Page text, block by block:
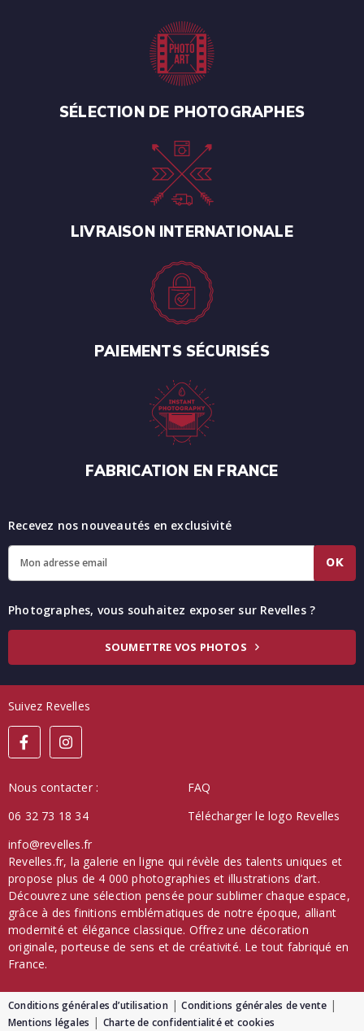
SÉLECTION DE PHOTOGRAPHES
LIVRAISON INTERNATIONALE
PAIEMENTS SÉCURISÉS
FABRICATION EN FRANCE
Recevez nos nouveautés en exclusivité
OK
Photographes, vous souhaitez exposer sur Revelles ?
SOUMETTRE VOS PHOTOS
Suivez Revelles
Nous contacter :
06 32 73 18 34
info@revelles.fr
FAQ
Télécharger le logo Revelles
Revelles.fr, la galerie en ligne qui révèle des talents uniques et
propose plus de 4 000 photographies et illustrations d’art.
Découvrez une sélection pensée pour sublimer chaque espace,
grâce à des finitions emblématiques de notre époque, alliant
modernité et élégance classique. Offrez une décoration
originale, porteuse de sens et de créativité. Le tout fabriqué en
France.
Conditions générales d’utilisation
Conditions générales de vente
Mentions légales
Charte de confidentialité et cookies